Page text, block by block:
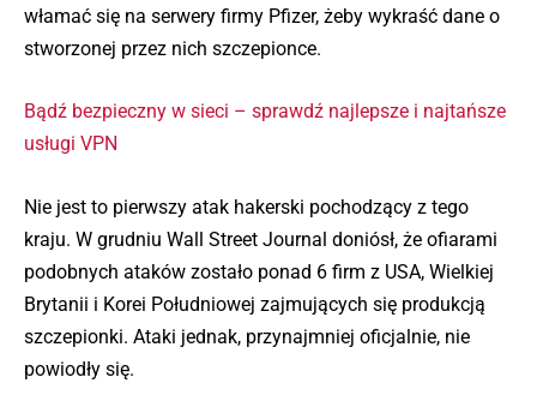
włamać się na serwery firmy Pfizer, żeby wykraść dane o
stworzonej przez nich szczepionce.
Bądź bezpieczny w sieci – sprawdź najlepsze i najtańsze
usługi VPN
Nie jest to pierwszy atak hakerski pochodzący z tego
kraju. W grudniu Wall Street Journal doniósł, że ofiarami
podobnych ataków zostało ponad 6 firm z USA, Wielkiej
Brytanii i Korei Południowej zajmujących się produkcją
szczepionki. Ataki jednak, przynajmniej oficjalnie, nie
powiodły się.